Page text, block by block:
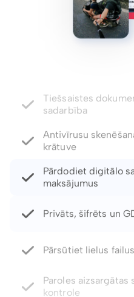
Antivīrusu
Pārdodiet digitālo
Privāts, šifrēts un
Pārsūtiet lielus
Paroles aizsargātas
Atjaunojiet